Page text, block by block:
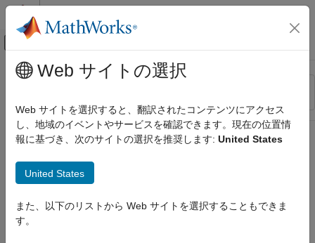
コンテンツへスキップ
オフキャンバス ナビゲーション メ
リソース
ステータス
メインコンテンツ
Web サイトの選択
Web サイトを選択すると、翻訳されたコンテンツにアクセス
し、地域のイベントやサービスを確認できます。現在の位置情
報に基づき、次のサイトの選択を推奨します: United States
United States
また、以下のリストから Web サイトを選択することもできま
す。